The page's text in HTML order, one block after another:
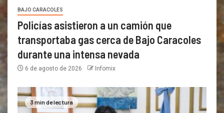
BAJO CARACOLES
Policías asistieron a un camión que
transportaba gas cerca de Bajo Caracoles
durante una intensa nevada
6 de agosto de 2026 Infomix
3 min de lectura